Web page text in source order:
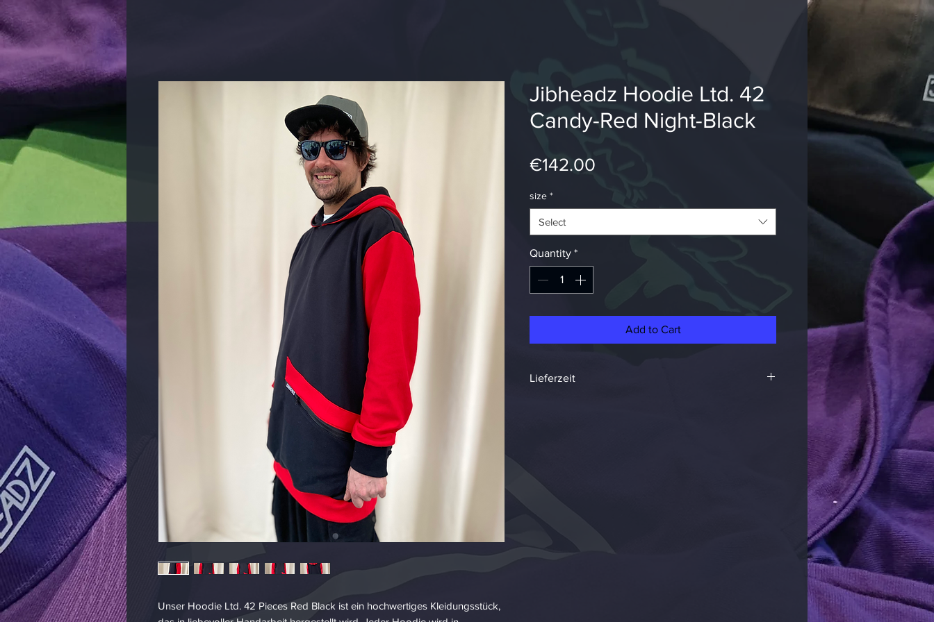
Unser Hoodie Ltd. 42 Pieces Red Black ist ein hochwertiges Kleidungsstück,
Jibheadz Hoodie Ltd. 42
Candy-Red Night-Black
€142.00
size *
Select
Quantity *
Add to Cart
Lieferzeit